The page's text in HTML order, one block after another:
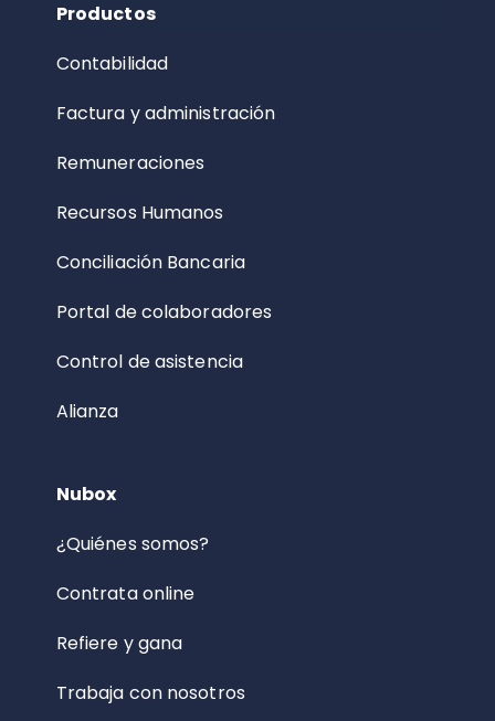
Productos
Contabilidad
Factura y administración
Remuneraciones
Recursos Humanos
Conciliación Bancaria
Portal de colaboradores
Control de asistencia
Alianza
Nubox
¿Quiénes somos?
Contrata online
Refiere y gana
Trabaja con nosotros